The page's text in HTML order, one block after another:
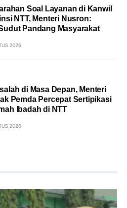
Soal Layanan di Kanwil
NTT, Menteri Nusron:
Pandang Masyarakat
2026
di Masa Depan, Menteri
Pemda Percepat Sertipikasi
Ibadah di NTT
2026